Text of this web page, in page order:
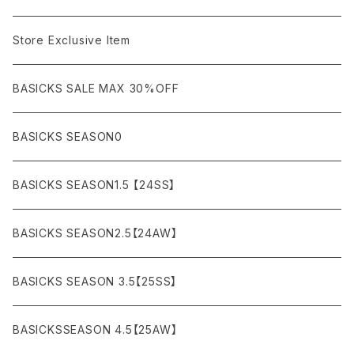
AMBUSH
ANCHOR
asics
A.P.C
agnes b
ARC'TERYX
KNIT (ニット)/CARDIGAN(カーディガン)
VEST(ベスト）
CARGO (カーゴ)
SLACKS (スラックス)
SHORTS (ショーツ)
Boots
Bag / Wallet
Watch
Interior
Figure/etc...
Accessory
Necklace
Bracelet
¥5,000〜¥10,000
¥10,000〜¥30,000
¥30,000〜¥50,000
¥50,000〜¥100,000
¥100,000〜¥150,000
¥150,000〜
Store Exclusive Item
BASICKS SALE MAX 30%OFF
BASICKS SEASON0
BASICKS SEASON1.5 【24SS】
BASICKS SEASON2.5【24AW】
BASICKS SEASON 3.5【25SS】
BASICKSSEASON 4.5【25AW】